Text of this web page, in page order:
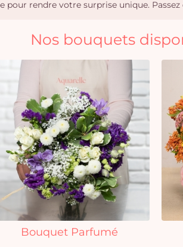
pour rendre votre surprise unique.
Nos bouquets
Bouquet Parfumé